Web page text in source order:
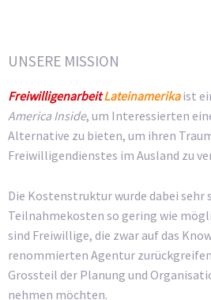
UNSERE MISSION
FreiwilligenarbeitLateinamerikaist
America Inside, um Interessierten
Alternative zu bieten, um ihren
Freiwilligendienstes im Ausland zu
Die Kostenstruktur wurde dabei
Teilnahmekosten so gering wie
sind Freiwillige, die zwar auf das
renommierten Agentur
Grossteil der Planung und
nehmen möchten.